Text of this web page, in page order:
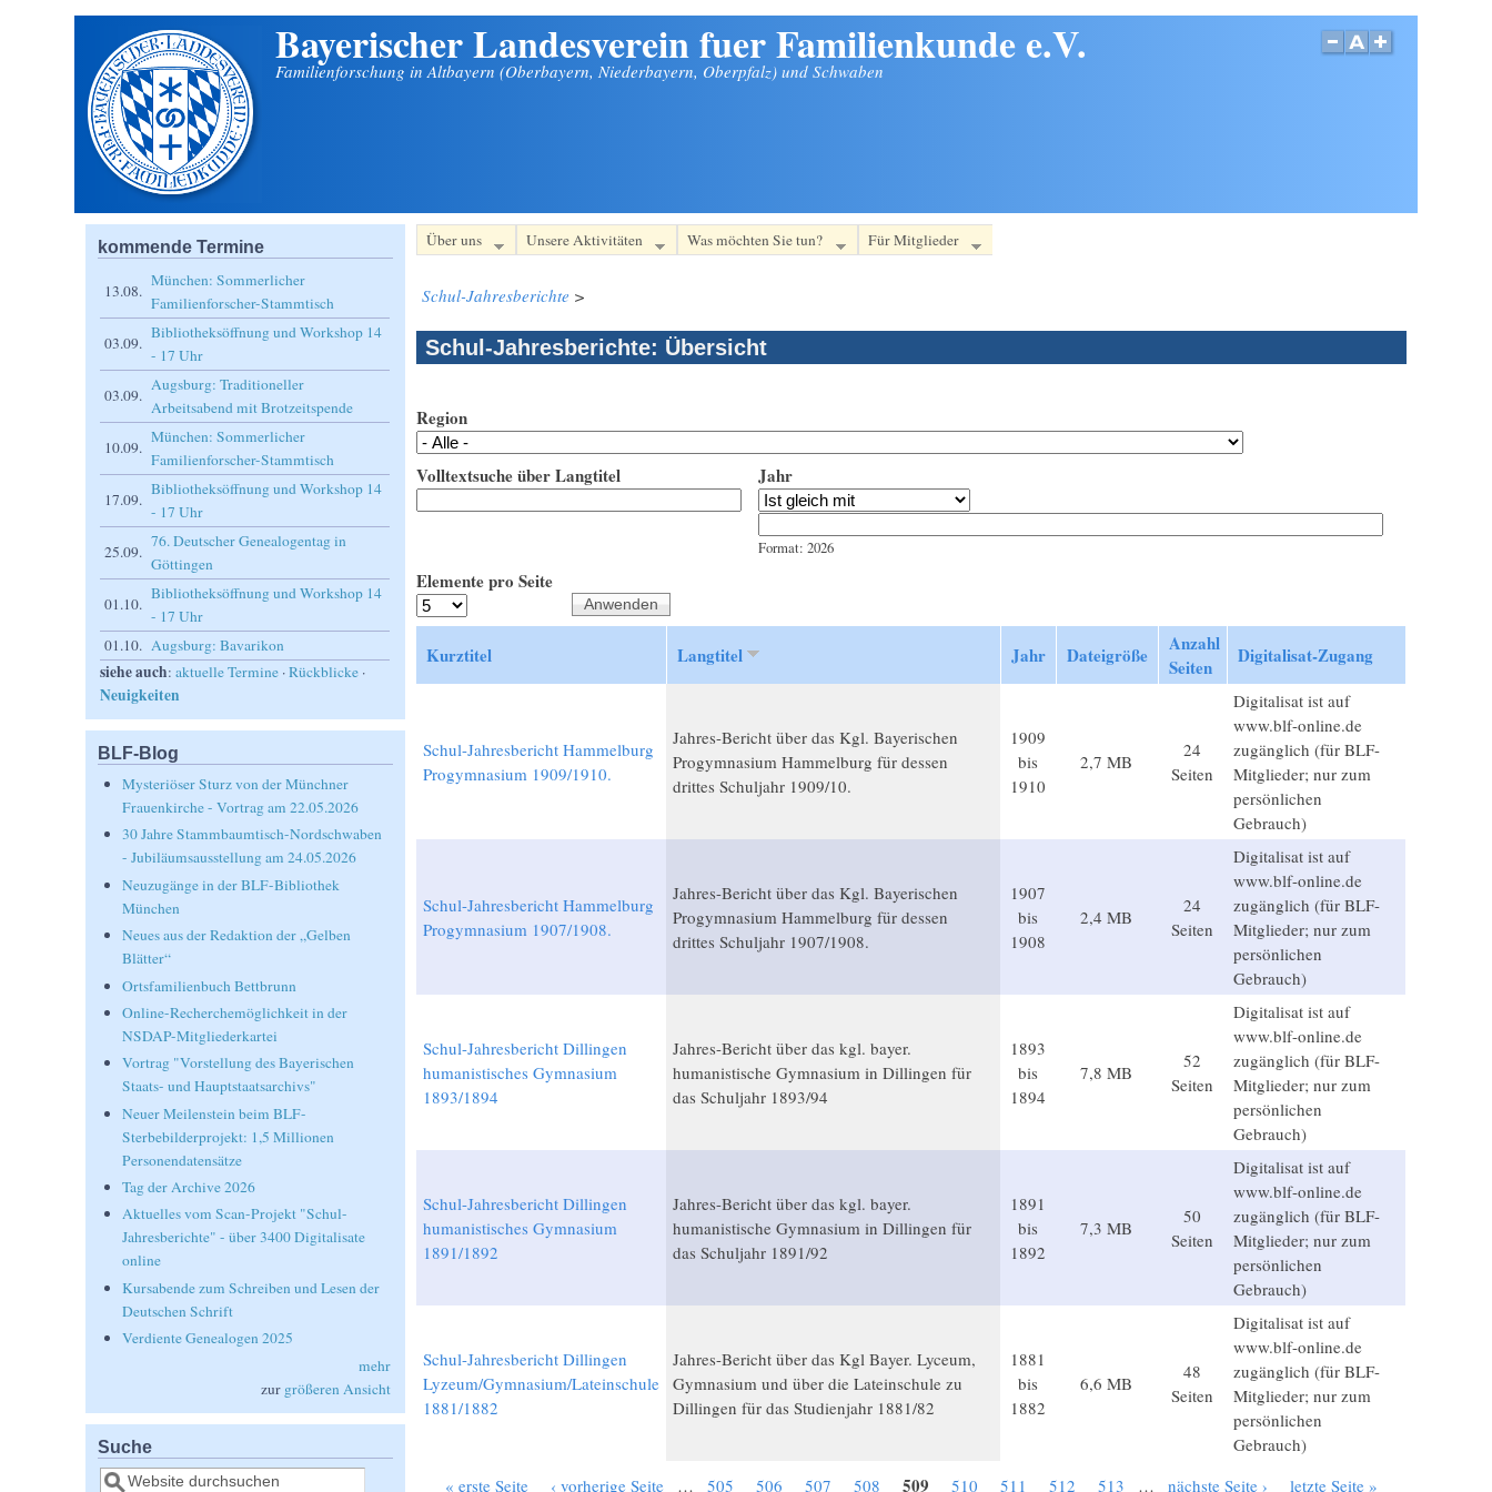
Bayerischer Landesverein fuer Familienkunde e.V.
Familienforschung in Altbayern (Oberbayern, Niederbayern, Oberpfalz) und Schwaben
Über uns Unsere Aktivitäten Was möchten Sie tun? Für Mitglieder
Schul-Jahresberichte >
Schul-Jahresberichte: Übersicht
Region
Volltextsuche über Langtitel
Jahr
Format: 2026
Elemente pro Seite
Kurztitel Langtitel Jahr Dateigröße
Anzahl
Seiten
Digitalisat-Zugang
Schul-Jahresbericht Hammelburg
Progymnasium 1909/1910.
Jahres-Bericht über das Kgl. Bayerischen
Progymnasium Hammelburg für dessen
drittes Schuljahr 1909/10.
1909
bis
1910
2,7 MB
24
Seiten
Digitalisat ist auf
www.blf-online.de
zugänglich (für BLF-
Mitglieder; nur zum
persönlichen
Gebrauch)
Schul-Jahresbericht Hammelburg
Progymnasium 1907/1908.
Jahres-Bericht über das Kgl. Bayerischen
Progymnasium Hammelburg für dessen
drittes Schuljahr 1907/1908.
1907
bis
1908
2,4 MB
24
Seiten
Digitalisat ist auf
www.blf-online.de
zugänglich (für BLF-
Mitglieder; nur zum
persönlichen
Gebrauch)
Schul-Jahresbericht Dillingen
humanistisches Gymnasium
1893/1894
Jahres-Bericht über das kgl. bayer.
humanistische Gymnasium in Dillingen für
das Schuljahr 1893/94
1893
bis
1894
7,8 MB
52
Seiten
Digitalisat ist auf
www.blf-online.de
zugänglich (für BLF-
Mitglieder; nur zum
persönlichen
Gebrauch)
Schul-Jahresbericht Dillingen
humanistisches Gymnasium
1891/1892
Jahres-Bericht über das kgl. bayer.
humanistische Gymnasium in Dillingen für
das Schuljahr 1891/92
1891
bis
1892
7,3 MB
50
Seiten
Digitalisat ist auf
www.blf-online.de
zugänglich (für BLF-
Mitglieder; nur zum
persönlichen
Gebrauch)
Schul-Jahresbericht Dillingen
Lyzeum/Gymnasium/Lateinschule
1881/1882
Jahres-Bericht über das Kgl Bayer. Lyceum,
Gymnasium und über die Lateinschule zu
Dillingen für das Studienjahr 1881/82
1881
bis
1882
6,6 MB
48
Seiten
Digitalisat ist auf
www.blf-online.de
zugänglich (für BLF-
Mitglieder; nur zum
persönlichen
Gebrauch)
« erste Seite ‹ vorherige Seite … 505 506 507 508 509 510 511 512 513 … nächste Seite › letzte Seite »
kommende Termine
13.08.
München: Sommerlicher
Familienforscher-Stammtisch
03.09.
Bibliotheksöffnung und Workshop 14
- 17 Uhr
03.09.
Augsburg: Traditioneller
Arbeitsabend mit Brotzeitspende
10.09.
München: Sommerlicher
Familienforscher-Stammtisch
17.09.
Bibliotheksöffnung und Workshop 14
- 17 Uhr
25.09.
76. Deutscher Genealogentag in
Göttingen
01.10.
Bibliotheksöffnung und Workshop 14
- 17 Uhr
01.10. Augsburg: Bavarikon
siehe auch:aktuelle Termine ·Rückblicke ·
Neuigkeiten
BLF-Blog
Mysteriöser Sturz von der Münchner
Frauenkirche - Vortrag am 22.05.2026
30 Jahre Stammbaumtisch-Nordschwaben
- Jubiläumsausstellung am 24.05.2026
Neuzugänge in der BLF-Bibliothek
München
Neues aus der Redaktion der „Gelben
Blätter“
Ortsfamilienbuch Bettbrunn
Online-Recherchemöglichkeit in der
NSDAP-Mitgliederkartei
Vortrag "Vorstellung des Bayerischen
Staats- und Hauptstaatsarchivs"
Neuer Meilenstein beim BLF-
Sterbebilderprojekt: 1,5 Millionen
Personendatensätze
Tag der Archive 2026
Aktuelles vom Scan-Projekt "Schul-
Jahresberichte" - über 3400 Digitalisate
online
Kursabende zum Schreiben und Lesen der
Deutschen Schrift
Verdiente Genealogen 2025
mehr
zur größeren Ansicht
Suche
Suche